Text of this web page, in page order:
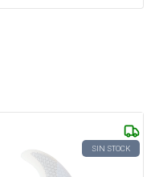
SIN STOCK